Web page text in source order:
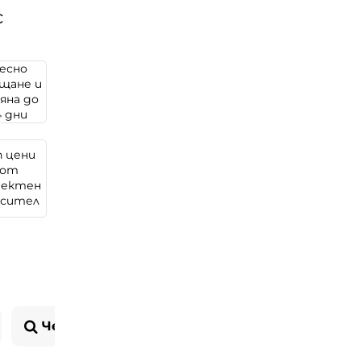
и
до
дни
цени
от
Често задавани въпроси